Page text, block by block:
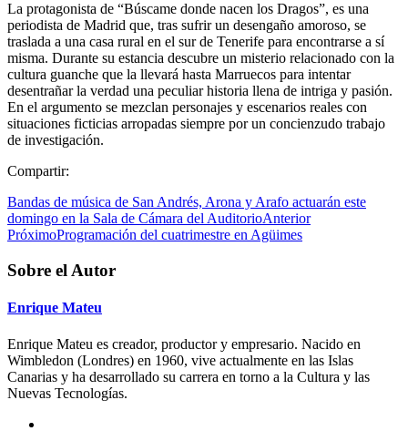
La protagonista de “Búscame donde nacen los Dragos”, es una
periodista de Madrid que, tras sufrir un desengaño amoroso, se
traslada a una casa rural en el sur de Tenerife para encontrarse a sí
misma. Durante su estancia descubre un misterio relacionado con la
cultura guanche que la llevará hasta Marruecos para intentar
desentrañar la verdad una peculiar historia llena de intriga y pasión.
En el argumento se mezclan personajes y escenarios reales con
situaciones ficticias arropadas siempre por un concienzudo trabajo
de investigación.
Compartir:
Bandas de música de San Andrés, Arona y Arafo actuarán este
domingo en la Sala de Cámara del AuditorioAnterior
PróximoProgramación del cuatrimestre en Agüimes
Sobre el Autor
Enrique Mateu
Enrique Mateu es creador, productor y empresario. Nacido en
Wimbledon (Londres) en 1960, vive actualmente en las Islas
Canarias y ha desarrollado su carrera en torno a la Cultura y las
Nuevas Tecnologías.